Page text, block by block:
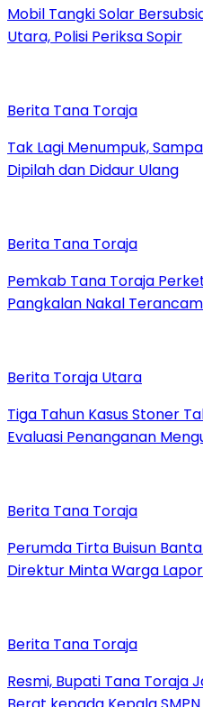
Mobil Tangki Solar
Utara, Polisi Periksa Sopir
Berita Tana Toraja
Tak Lagi Menumpuk,
Dipilah dan Didaur Ulang
Berita Tana Toraja
Pemkab Tana Toraja
Pangkalan Nakal
Berita Toraja Utara
Tiga Tahun Kasus Stoner
Evaluasi Penanganan
Berita Tana Toraja
Perumda Tirta Buisun
Direktur Minta Warga
Berita Tana Toraja
Resmi, Bupati Tana Toraja